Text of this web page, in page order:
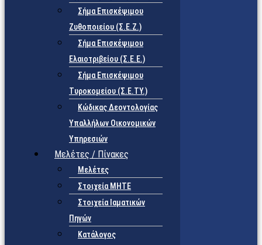
Σήμα Επισκέψιμου
Ζυθοποιείου (Σ.Ε.Ζ.)
Σήμα Επισκέψιμου
Ελαιοτριβείου (Σ.Ε.Ε.)
Σήμα Επισκέψιμου
Τυροκομείου (Σ.Ε.TY.)
Κώδικας Δεοντολογίας
Υπαλλήλων Οικονομικών
Υπηρεσιών
Μελέτες / Πίνακες
Μελέτες
Στοιχεία ΜΗΤΕ
Στοιχεία Ιαματικών
Πηγών
Κατάλογος